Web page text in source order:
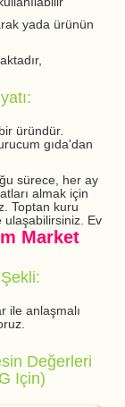
yada ürünün
üründür.
gıda'dan
sürece, her ay
almak için
Toptan kuru
ulaşabilirsiniz. Ev
Market
ile anlaşmalı
Değerleri
Için)